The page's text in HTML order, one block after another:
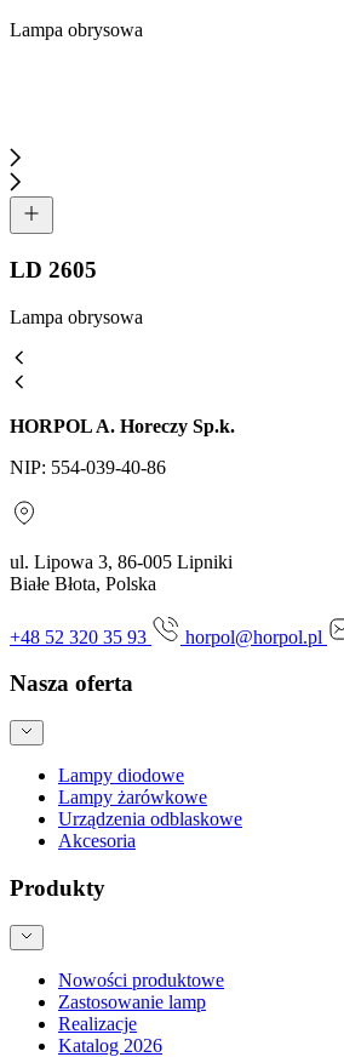
Lampa obrysowa
LD 2605
Lampa obrysowa
HORPOL A. Horeczy Sp.k.
NIP: 554-039-40-86
ul. Lipowa 3, 86-005 Lipniki
Białe Błota, Polska
+48 52 320 35 93 horpol@horpol.pl
Nasza oferta
Lampy diodowe
Lampy żarówkowe
Urządzenia odblaskowe
Akcesoria
Produkty
Nowości produktowe
Zastosowanie lamp
Realizacje
Katalog 2026